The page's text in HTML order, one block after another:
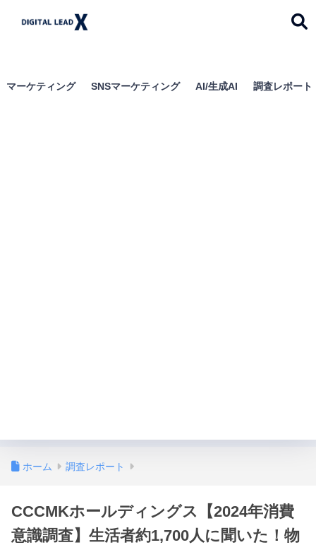
デジタルリードエック
マーケティング SNSマーケティング AI/生成AI 調査レポート
ホーム 調査レポート
CCCMKホールディングス【2024年消費
意識調査】生活者約1,700人に聞いた！物